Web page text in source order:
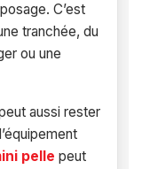
C’est
tranchée, du
ou une
aussi rester
pelle peut